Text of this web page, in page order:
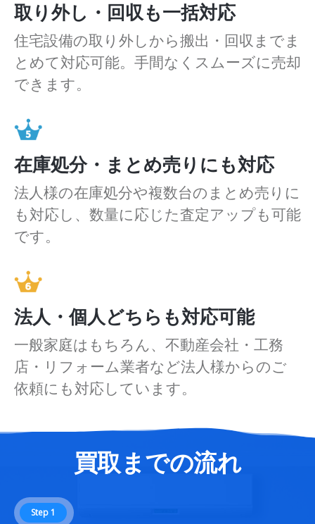
取り外し・回収も一括対応
住宅設備の取り外しから搬出・回収までま
とめて対応可能。手間なくスムーズに売却
できます。
在庫処分・まとめ売りにも対応
法人様の在庫処分や複数台のまとめ売りに
も対応し、数量に応じた査定アップも可能
です。
法人・個人どちらも対応可能
一般家庭はもちろん、不動産会社・工務
店・リフォーム業者など法人様からのご
依頼にも対応しています。
買取までの流れ
Step 1